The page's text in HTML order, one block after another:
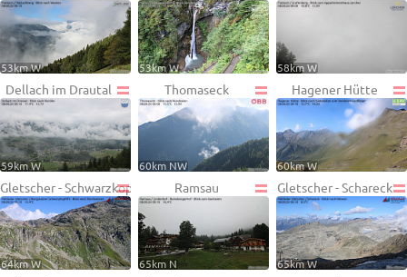
53km W 53km W 58km W
Dellach im Drautal
59km W
Thomaseck
60km NW
Hagener Hütte
60km W
Gletscher - Schwarzkopf
64km W
Ramsau
65km N
Gletscher - Schareck
65km W